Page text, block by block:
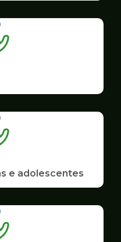
e adolescentes